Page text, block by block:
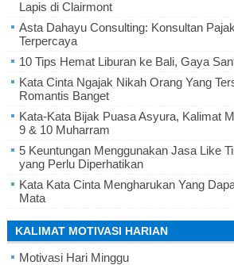
Lapis di Clairmont
Asta Dahayu Consulting: Konsultan
Terpercaya
10 Tips Hemat Liburan ke Bali, Gaya
Kata Cinta Ngajak Nikah Orang Yang
Romantis Banget
Kata-Kata Bijak Puasa Asyura, Kalimat
9 & 10 Muharram
5 Keuntungan Menggunakan Jasa Like
yang Perlu Diperhatikan
Kata Kata Cinta Mengharukan Yang
Mata
KALIMAT MOTIVASI HARIAN
Motivasi Hari Minggu